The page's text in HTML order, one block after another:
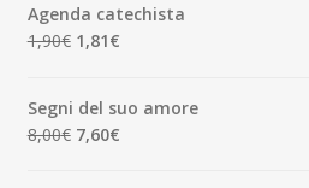
era:
7,00€.
è:
6,65€.
Agenda catechista
1,90€ Il
era:
1,90€.
1,81€Il
è:
1,81€.
Segni del suo amore
8,00€ Il
7,60€Il